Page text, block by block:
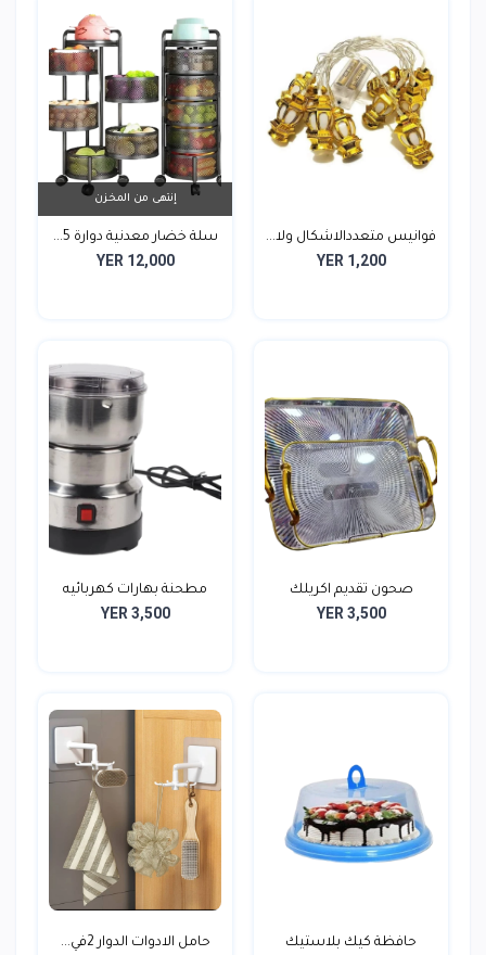
فوانيس متعددالاشكال ولا...
YER 1,200
إنتهى من المخزن
سلة خضار معدنية دوارة 5...
YER 12,000
صحون تقديم اكريلك
YER 3,500
مطحنة بهارات كهربائيه
YER 3,500
حافظة كيك بلاستيك
حامل الادوات الدوار 2في...